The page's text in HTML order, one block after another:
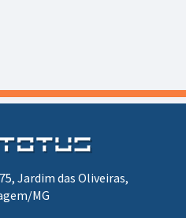
Jardim das Oliveiras,
MG